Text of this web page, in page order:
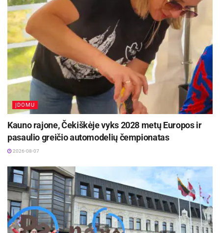
Vaikučių rungtys vyks atskirai – užimtumas
garantuotas.
Bendruomenė pasilieka teisę koreguoti laiką.
Maloniai prašome užsiregistruoti iki 06.23 tel.; 8
611 30511; 8 672 6052
Aktualios naujienos
Kviečiama dalyvauti visoje Lietuvoje
vykstančiame konkurse „Tvari Lietuva“
2026-08-07
2026-08-07
ĮDOMU
Kauno rajone, Čekiškėje vyks 2028 metų Europos ir
pasaulio greičio automodelių čempionatas
2026-08-07